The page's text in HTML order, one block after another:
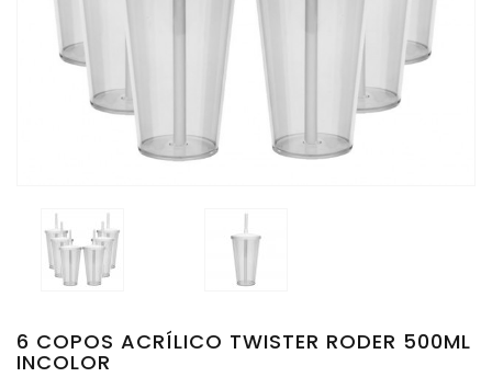
Copos
Multiuso
Presentes
Taças
De
Espumante
6 COPOS ACRÍLICO TWISTER RODER 500ML
INCOLOR